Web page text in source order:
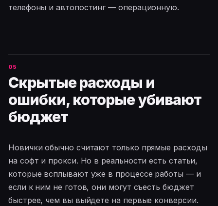
телефоны и автопостинг — операционную.
Скрытые расходы и
ошибки, которые убивают
бюджет
Новички обычно считают только прямые расходы
на софт и прокси. Но в реальности есть статьи,
которые всплывают уже в процессе работы — и
если к ним не готов, они могут съесть бюджет
быстрее, чем вы выйдете на первые конверсии.